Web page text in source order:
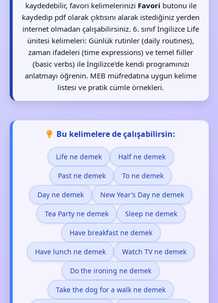
kaydedebilir, favori kelimelerinizi Favori butonu ile
kaydedip pdf olarak çıktısını alarak istediğiniz yerden
internet olmadan çalışabilirsiniz. 6. sınıf İngilizce Life
ünitesi kelimeleri: Günlük rutinler (daily routines),
zaman ifadeleri (time expressions) ve temel fiiller
(basic verbs) ile İngilizce'de kendi programınızı
anlatmayı öğrenin. MEB müfredatına uygun kelime
listesi ve pratik cümle örnekleri.
Bu kelimelere de çalışabilirsin:
Life ne demek Half ne demek
Past ne demek To ne demek
Day ne demek New Year’s Day ne demek
Tea Party ne demek Sleep ne demek
Have breakfast ne demek
Have lunch ne demek Watch TV ne demek
Do the ironing ne demek
Take the dog for a walk ne demek